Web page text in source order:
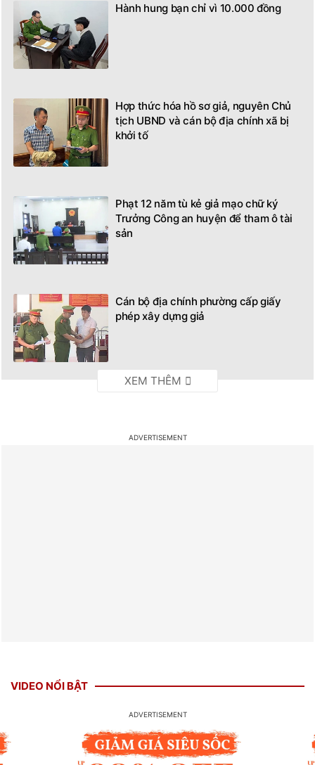
Hành hung bạn chỉ vì 10.000 đồng
Hợp thức hóa hồ sơ giả, nguyên Chủ
tịch UBND và cán bộ địa chính xã bị
khởi tố
Phạt 12 năm tù kẻ giả mạo chữ ký
Trưởng Công an huyện để tham ô tài
sản
Cán bộ địa chính phường cấp giấy
phép xây dựng giả
VIDEO NỔI BẬT